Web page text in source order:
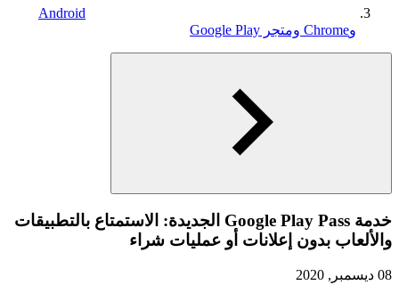
Android
وChrome ومتجر Google Play
خدمة Google Play Pass الجديدة: الاستمتاع بالتطبيقات
والألعاب بدون إعلانات أو عمليات شراء
08 ديسمبر, 2020